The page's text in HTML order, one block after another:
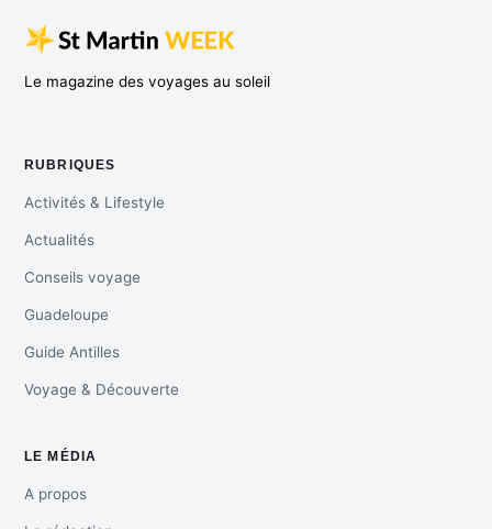
Le magazine des voyages au soleil
RUBRIQUES
Activités & Lifestyle
Actualités
Conseils voyage
Guadeloupe
Guide Antilles
Voyage & Découverte
LE MÉDIA
A propos